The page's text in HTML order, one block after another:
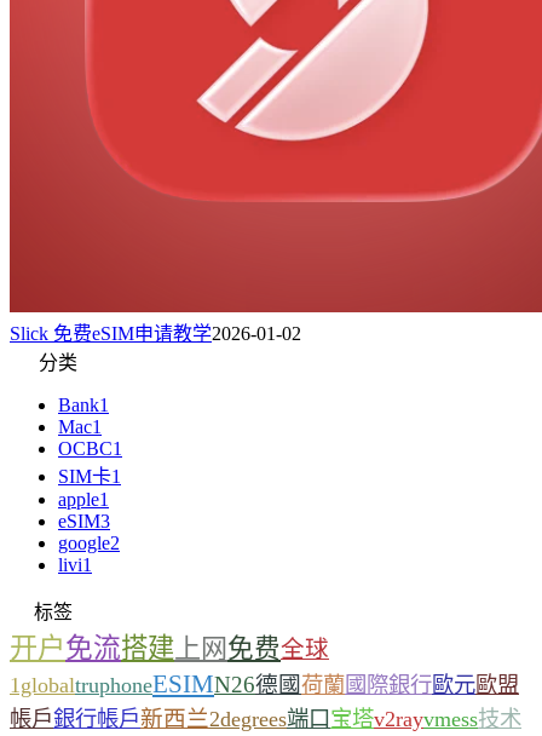
Slick 免费eSIM申请教学2026-01-02
分类
Bank1
Mac1
OCBC1
SIM卡1
apple1
eSIM3
google2
livi1
标签
开户免流搭建 上网免费全球
1globaltruphoneESIMN26德國荷蘭國際銀行歐元歐盟
帳戶銀行帳戶新西兰2degrees端口 宝塔v2rayvmess技术